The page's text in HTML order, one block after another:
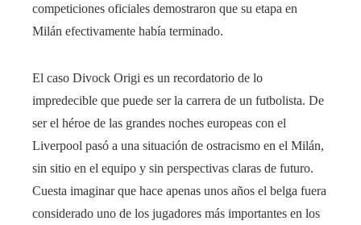
competiciones oficiales demostraron que su etapa en
Milán efectivamente había terminado.
El caso Divock Origi es un recordatorio de lo
impredecible que puede ser la carrera de un futbolista. De
ser el héroe de las grandes noches europeas con el
Liverpool pasó a una situación de ostracismo en el Milán,
sin sitio en el equipo y sin perspectivas claras de futuro.
Cuesta imaginar que hace apenas unos años el belga fuera
considerado uno de los jugadores más importantes en los